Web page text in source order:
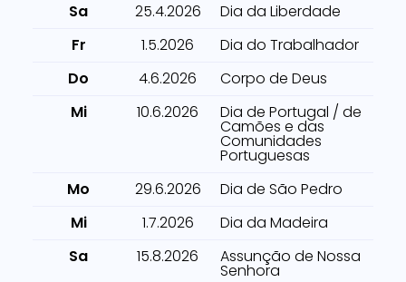
Sa
25.4.2026
Dia da Liberdade
Fr
1.5.2026
Dia do Trabalhador
Do
4.6.2026
Corpo de Deus
Mi
10.6.2026 Dia de Portugal / de
Camões e das
Comunidades
Portuguesas
Mo
29.6.2026
Dia de São Pedro
Mi
1.7.2026
Dia da Madeira
Sa
15.8.2026 Assunção de Nossa
Senhora